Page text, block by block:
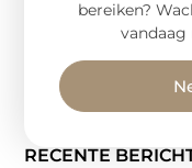
RECENTE
bereiken?
vandaag